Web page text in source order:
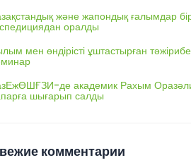
және жапондық ғалымдар
оралды
мен өндірісті ұштастырған
де академик Рахым
шығарып салды
комментарии